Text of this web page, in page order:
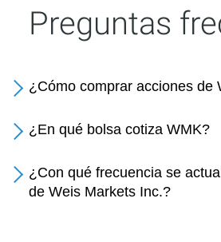
Preguntas
¿Cómo comprar acciones de
¿En qué bolsa cotiza WMK?
¿Con qué frecuencia se
de Weis Markets Inc.?